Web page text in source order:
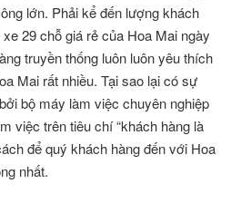
lớn. Phải kể đến lượng khách
xe 29 chỗ giá rẻcủa Hoa Mai ngày
truyền thống luôn luôn yêu thích
Mai rất nhiều. Tại sao lại có sự
bộ máy làm việc chuyên nghiệp
việc trên tiêu chí “khách hàng là
để quý khách hàng đến với Hoa
nhất.